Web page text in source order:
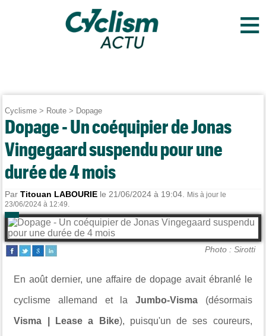
≡
Cyclisme > Route > Dopage
Dopage - Un coéquipier de Jonas
Vingegaard suspendu pour une
durée de 4 mois
ParTitouan LABOURIE le 21/06/2024 à 19:04.
Mis à jour le
23/06/2024 à 12:49.
Photo : Sirotti
En août dernier, une affaire de dopage avait ébranlé le
cyclisme allemand et la Jumbo-Visma(désormais
Visma | Lease a Bike), puisqu'un de ses coureurs,